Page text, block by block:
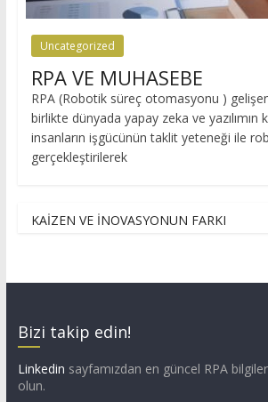
Uncategorized
RPA VE MUHASEBE
RPA (Robotik süreç otomasyonu )
birlikte dünyada yapay zeka ve yazılımın
insanların işgücünün taklit yeteneği ile
gerçekleştirilerek
KAİZEN VE İNOVASYONUN FARKI
Bizi takip edin!
Linkedin sayfamızdan en güncel RPA
olun.